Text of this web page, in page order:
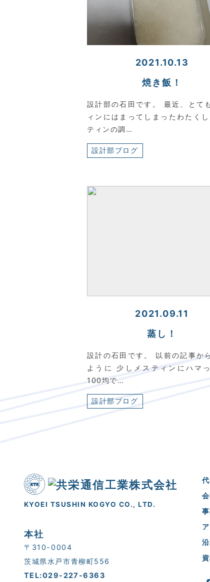
2021.10.13
焼き飯！
設計部の石田です。 最近、とて
ィンにはまってしまったわたく
ティンの調…
設計部ブログ
2021.09.11
蒸し！
設計の石田です。 以前の記事か
ように 少しメスティンにハマっ
100均で…
設計部ブログ
KYOEI TSUSHIN KOGYO CO., LTD.
本社
〒310-0004
茨城県水戸市青柳町556
TEL:029-227-6363